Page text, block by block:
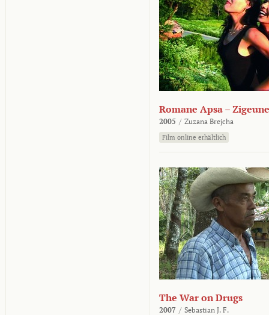
Romane Apsa –
2005 / Zuzana Brejcha
Film online erhältlich
The War on Drugs
2007 / Sebastian J. F.